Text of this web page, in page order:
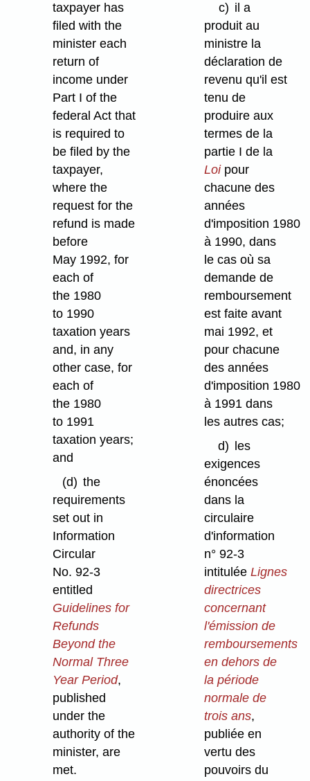
taxpayer has
filed with the
minister each
return of
income under
Part I of the
federal Act that
is required to
be filed by the
taxpayer,
where the
request for the
refund is made
before
May 1992, for
each of
the 1980
to 1990
taxation years
and, in any
other case, for
each of
the 1980
to 1991
taxation years;
and
(d) the
requirements
set out in
Information
Circular
No. 92-3
entitled
Guidelines for
Refunds
Beyond the
Normal Three
Year Period,
published
under the
authority of the
minister, are
met.
c) il a
produit au
ministre la
déclaration de
revenu qu'il est
tenu de
produire aux
termes de la
partie I de la
Loipour
chacune des
années
d'imposition 1980
à 1990, dans
le cas où sa
demande de
remboursement
est faite avant
mai 1992, et
pour chacune
des années
d'imposition 1980
à 1991 dans
les autres cas;
d) les
exigences
énoncées
dans la
circulaire
d'information
n° 92-3
intituléeLignes
directrices
concernant
l'émission de
remboursements
en dehors de
la période
normale de
trois ans,
publiée en
vertu des
pouvoirs du